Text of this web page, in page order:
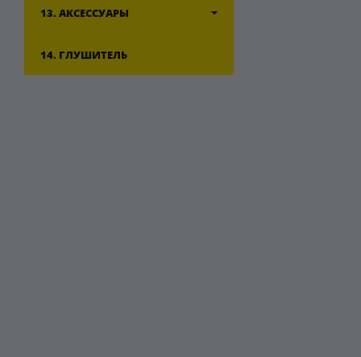
13. АКСЕССУАРЫ
14. ГЛУШИТЕЛЬ